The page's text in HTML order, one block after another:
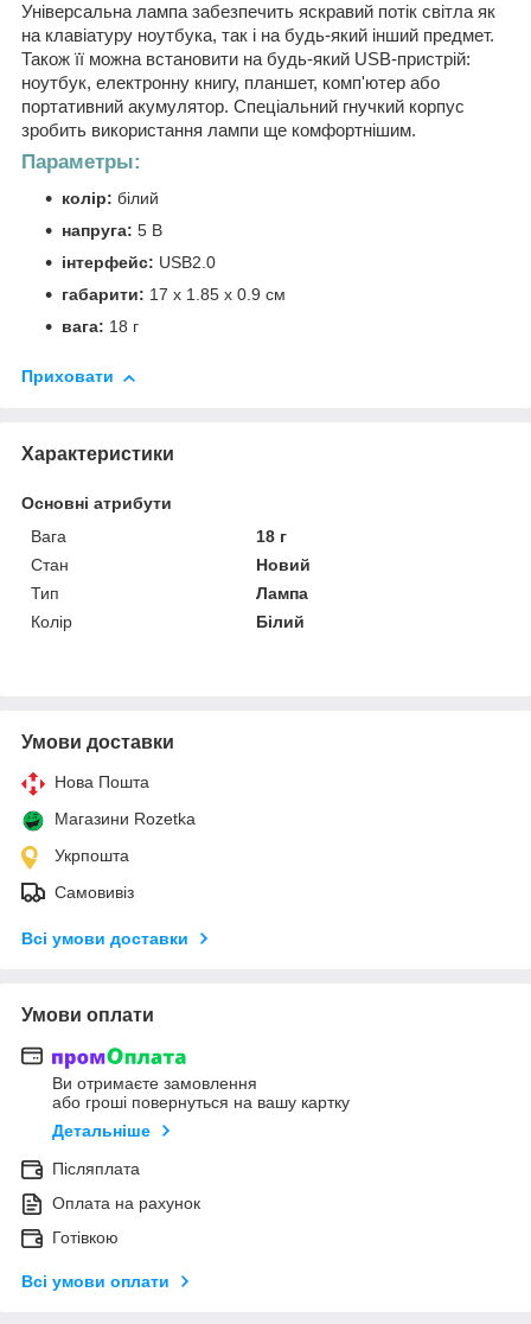
Універсальна лампа забезпечить яскравий потік світла як
на клавіатуру ноутбука, так і на будь-який інший предмет.
Також її можна встановити на будь-який USB-пристрій:
ноутбук, електронну книгу, планшет, комп'ютер або
портативний акумулятор. Спеціальний гнучкий корпус
зробить використання лампи ще комфортнішим.
Параметры:
колір: білий
напруга: 5 В
інтерфейс: USB2.0
габарити: 17 х 1.85 х 0.9 см
вага: 18 г
Приховати
Характеристики
Основні атрибути
Вага
18 г
Стан
Новий
Тип
Лампа
Колір
Білий
Умови доставки
Нова Пошта
Магазини Rozetka
Укрпошта
Самовивіз
Всі умови доставки
Умови оплати
Ви отримаєте замовлення
або гроші повернуться на вашу картку
Детальніше
Післяплата
Оплата на рахунок
Готівкою
Всі умови оплати